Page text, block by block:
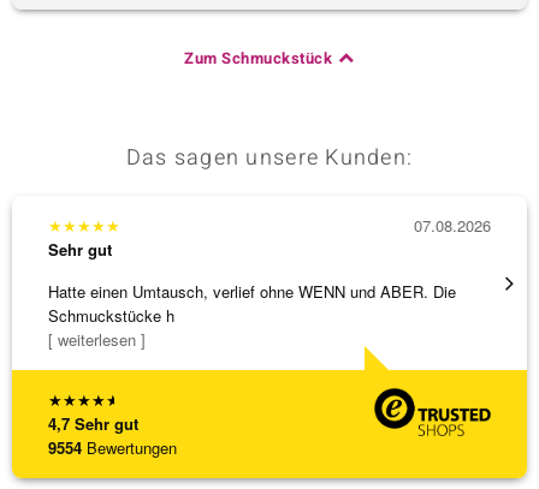
Zum Schmuckstück
Das sagen unsere Kunden:
★★★★★
4,7 Sehr gut
9554 Bewertungen
★★★★★
Sehr gut
Hatte einen Umtausch, verlief ohne WENN und ABER. Die
Schmuckstücke h
[ weiterlesen ]
07.08.2026
Alles